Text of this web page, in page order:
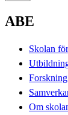
ABE
Skolan
Forskning
Om